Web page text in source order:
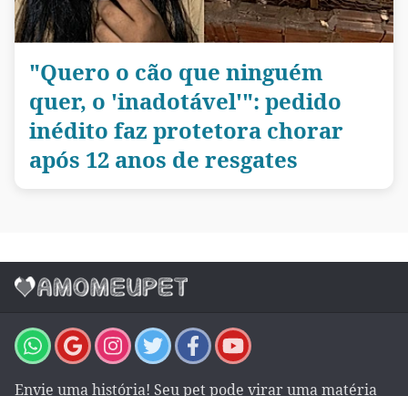
"Quero o cão que ninguém
quer, o 'inadotável'": pedido
inédito faz protetora chorar
após 12 anos de resgates
Envie uma história! Seu pet pode virar uma matéria